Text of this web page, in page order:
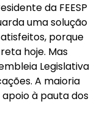
da FEESP
uma solução
porque
hoje. Mas
Legislativa
A maioria
à pauta dos